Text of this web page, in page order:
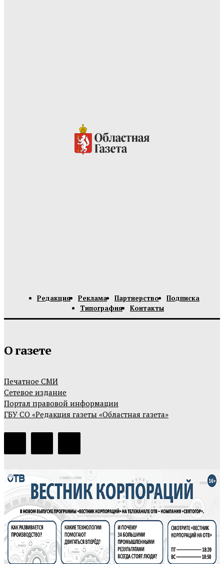
Редакция Реклама Партнерство
Подписка
Типография
Контакты
О газете
Печатное СМИ
Сетевое издание
Портал правовой информации
ГБУ СО «Редакция газеты «Областная газета»